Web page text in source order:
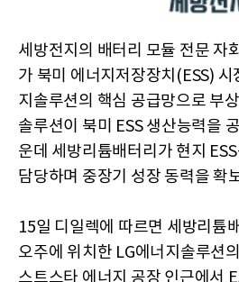
세방전지의 배터리 모듈 전문 자
가 북미 에너지저장장치(ESS) 시
지솔루션의 핵심 공급망으로 부
솔루션이 북미 ESS 생산능력을
운데 세방리튬배터리가 현지
담당하며 중장기 성장 동력을 확
15일 디일렉에 따르면 세방리튬
오주에 위치한 LG에너지솔루션
스트스타 에너지 공장 인근에서